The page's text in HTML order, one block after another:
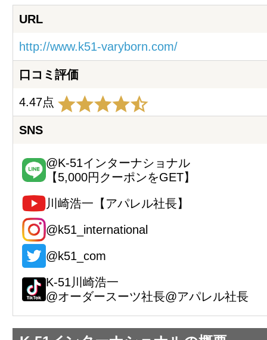
URL
http://www.k51-varyborn.com/
口コミ評価
4.47点
SNS
@K-51インターナショナル
【5,000円クーポンをGET】
川崎浩一【アパレル社長】
@k51_international
@k51_com
K-51川崎浩一
@オーダースーツ社長@アパレル社長